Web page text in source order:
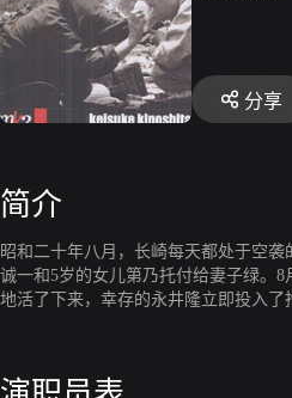
分享
简介
昭和二十年八月，长崎每天都处于空
诚一和5岁的女儿第乃托付给妻子绿。
地活了下来，幸存的永井隆立即投入了